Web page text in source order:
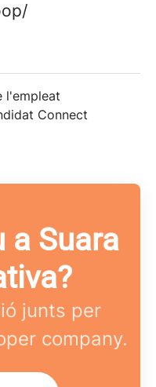
l'empleat
Connect
a Suara
junts per
company.